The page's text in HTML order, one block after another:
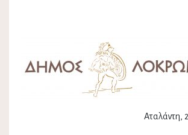
Αταλάντη,